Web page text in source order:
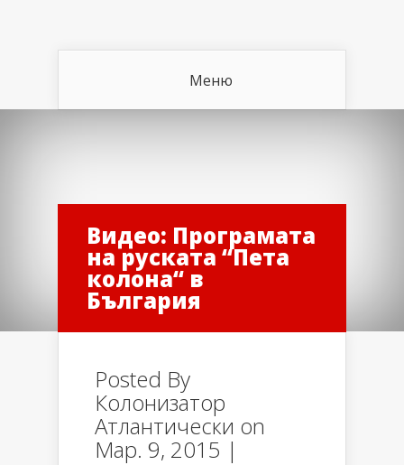
Меню
Видео: Програмата
на руската “Пета
колона“ в
България
Posted By
Колонизатор
Атлантически on
Мар. 9, 2015 |